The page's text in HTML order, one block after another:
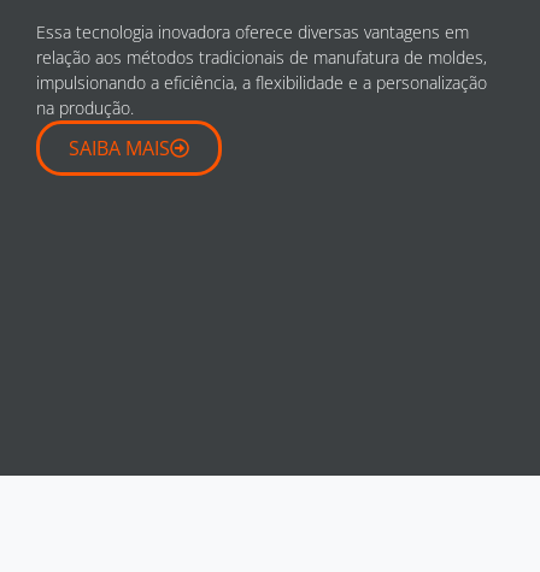
Essa tecnologia inovadora oferece diversas vantagens em
relação aos métodos tradicionais de manufatura de moldes,
impulsionando a eficiência, a flexibilidade e a personalização
na produção.
SAIBA MAIS